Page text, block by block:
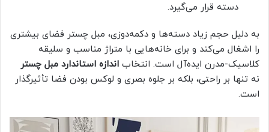
دسته قرار می‌گیرد.
به دلیل حجم زیاد دسته‌ها و دکمه‌دوزی، مبل چستر فضای بیشتری
را اشغال می‌کند و برای خانه‌هایی با متراژ مناسب و سلیقه
کلاسیک-مدرن ایده‌آل است. انتخاب اندازه استاندارد مبل چستر
نه تنها بر راحتی، بلکه بر جلوه بصری و لوکس بودن فضا تأثیرگذار
است.